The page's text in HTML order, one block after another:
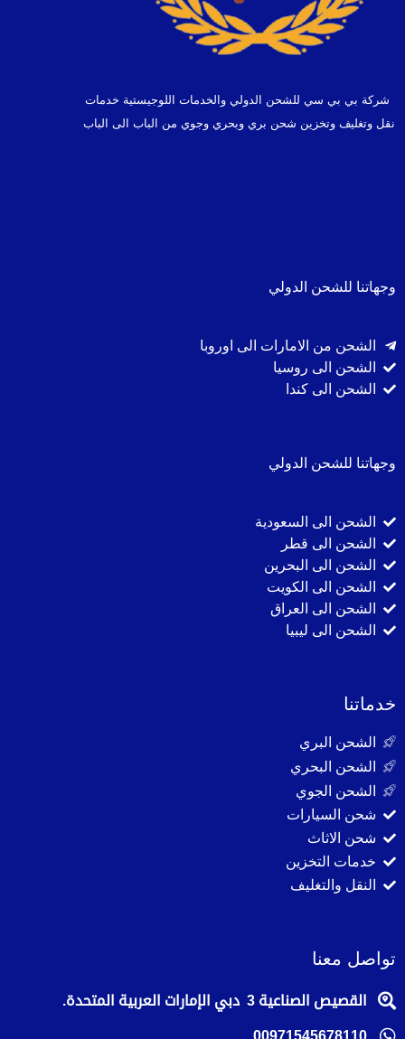
شركة بي بي سي للشحن الدولي والخدمات اللوجيستية خدمات
نقل وتغليف وتخزين شحن بري وبحري وجوي من الباب الى الباب
وجهاتنا للشحن الدولي
الشحن من الامارات الى اوروبا
الشحن الى روسيا
الشحن الى كندا
وجهاتنا للشحن الدولي
الشحن الى السعودية
الشحن الى قطر
الشحن الى البحرين
الشحن الى الكويت
الشحن الى العراق
الشحن الى ليبيا
خدماتنا
الشحن البري
الشحن البحري
الشحن الجوي
شحن السيارات
شحن الاثاث
خدمات التخزين
النقل والتغليف
تواصل معنا
القصيص الصناعية 3 دبي الإمارات العربية المتحدة.
00971545678110